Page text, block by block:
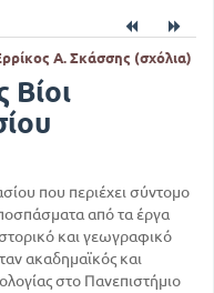
Α. Σκάσσης (σχόλια)
Βίοι
που περιέχει σύντομο
από τα έργα
και γεωγραφικό
ακαδημαϊκός και
στο Πανεπιστήμιο